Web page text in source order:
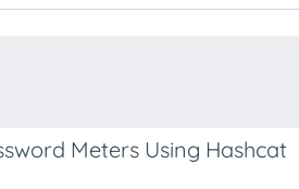
Meters Using Hashcat